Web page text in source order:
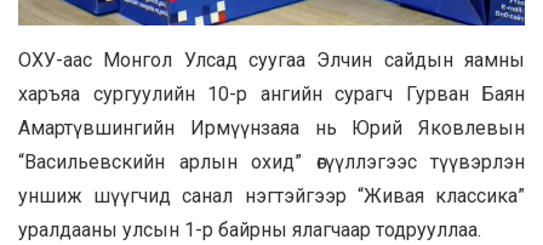
ОХУ-аас Монгол Улсад суугаа Элчин сайдын яамны
харъяа сургуулийн 10-р ангийн сурагч Гурван Баян
Амартүвшингийн Ирмүүнзаяа нь Юрий Яковлевын
“Васильевскийн арлын охид” өгүүллэгээс түүвэрлэн
уншиж шүүгчид санал нэгтэйгээр “Живая классика”
уралдааны улсын 1-р байрны ялагчаар тодрууллаа.